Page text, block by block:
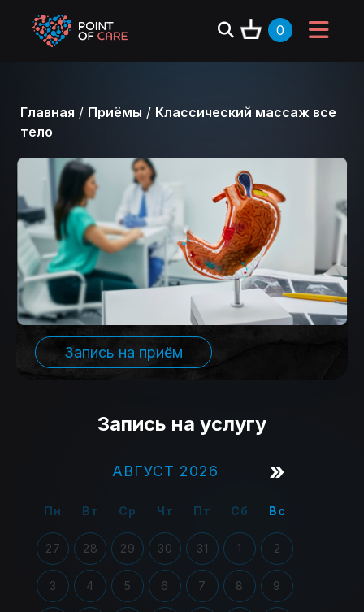
0
Главная / Приёмы / Классический массаж все
тело
Запись на приём
Запись на услугу
АВГУСТ 2026 »
Пн Вт Ср Чт Пт Сб Вс
27 28 29 30 31 1 2
3 4 5 6 7 8 9